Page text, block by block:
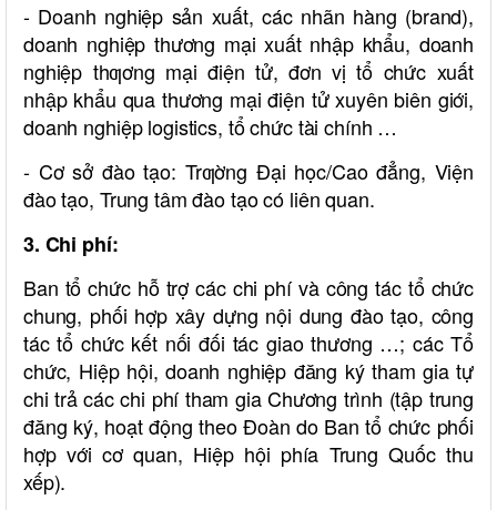
- Doanh nghiệp sản xuất, các nhãn hàng (brand),
doanh nghiệp thương mại xuất nhập khẩu, doanh
nghiệp thƣơng mại điện tử, đơn vị tổ chức xuất
nhập khẩu qua thương mại điện tử xuyên biên giới,
doanh nghiệp logistics, tổ chức tài chính …
- Cơ sở đào tạo: Trƣờng Đại học/Cao đẳng, Viện
đào tạo, Trung tâm đào tạo có liên quan.
3. Chi phí:
Ban tổ chức hỗ trợ các chi phí và công tác tổ chức
chung, phối hợp xây dựng nội dung đào tạo, công
tác tổ chức kết nối đối tác giao thương …; các Tổ
chức, Hiệp hội, doanh nghiệp đăng ký tham gia tự
chi trả các chi phí tham gia Chương trình (tập trung
đăng ký, hoạt động theo Đoàn do Ban tổ chức phối
hợp với cơ quan, Hiệp hội phía Trung Quốc thu
xếp).